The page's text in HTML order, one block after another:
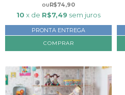
R$74,90
10 x de R$7,49 sem juros
PRONTA ENTREGA
COMPRAR